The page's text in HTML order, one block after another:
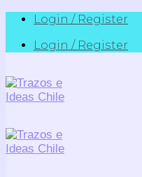
Skip
content
Login / Register
Login / Register